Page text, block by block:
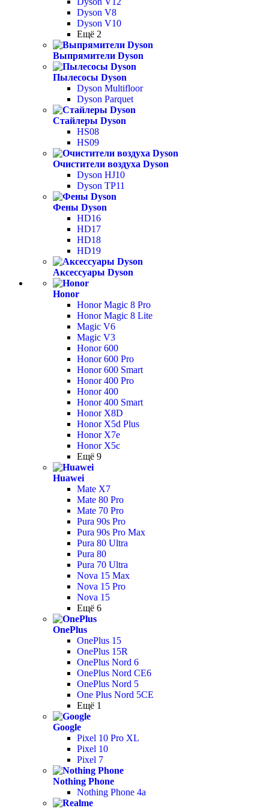
Dyson V8
Dyson V10
Ещё 2
Выпрямители Dyson
Пылесосы Dyson
Dyson Multifloor
Dyson Parquet
Стайлеры Dyson
HS08
HS09
Очистители воздуха Dyson
Dyson HJ10
Dyson TP11
Фены Dyson
HD16
HD17
HD18
HD19
Аксессуары Dyson
Honor
Honor Magic 8 Pro
Honor Magic 8 Lite
Magic V6
Magic V3
Honor 600
Honor 600 Pro
Honor 600 Smart
Honor 400 Pro
Honor 400
Honor 400 Smart
Honor X8D
Honor X5d Plus
Honor X7e
Honor X5c
Ещё 9
Huawei
Mate X7
Mate 80 Pro
Mate 70 Pro
Pura 90s Pro
Pura 90s Pro Max
Pura 80 Ultra
Pura 80
Pura 70 Ultra
Nova 15 Max
Nova 15 Pro
Nova 15
Ещё 6
OnePlus
OnePlus 15
OnePlus 15R
OnePlus Nord 6
OnePlus Nord CE6
OnePlus Nord 5
One Plus Nord 5CE
Ещё 1
Google
Pixel 10 Pro XL
Pixel 10
Pixel 7
Nothing Phone
Nothing Phone 4a